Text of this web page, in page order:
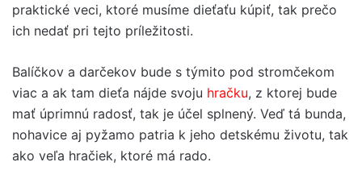
praktické veci, ktoré musíme dieťaťu kúpiť, tak prečo
ich nedať pri tejto príležitosti.
Balíčkov a darčekov bude s týmito pod stromčekom
viac a ak tam dieťa nájde svoju hračku, z ktorej bude
mať úprimnú radosť, tak je účel splnený. Veď tá bunda,
nohavice aj pyžamo patria k jeho detskému životu, tak
ako veľa hračiek, ktoré má rado.